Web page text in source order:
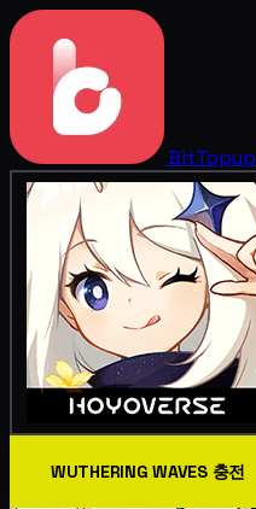
BitTopup
WUTHERING WAVES 충전